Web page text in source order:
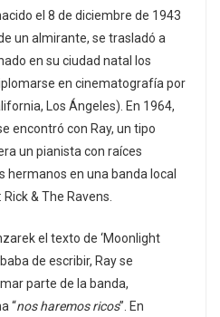
el 8 de diciembre de 1943
un almirante, se trasladó a
en su ciudad natal los
en cinematografía por
Los Ángeles). En 1964,
encontró con Ray, un tipo
un pianista con raíces
hermanos en una banda local
& The Ravens.
el texto de ‘Moonlight
de escribir, Ray se
parte de la banda,
“nos haremos ricos”. En